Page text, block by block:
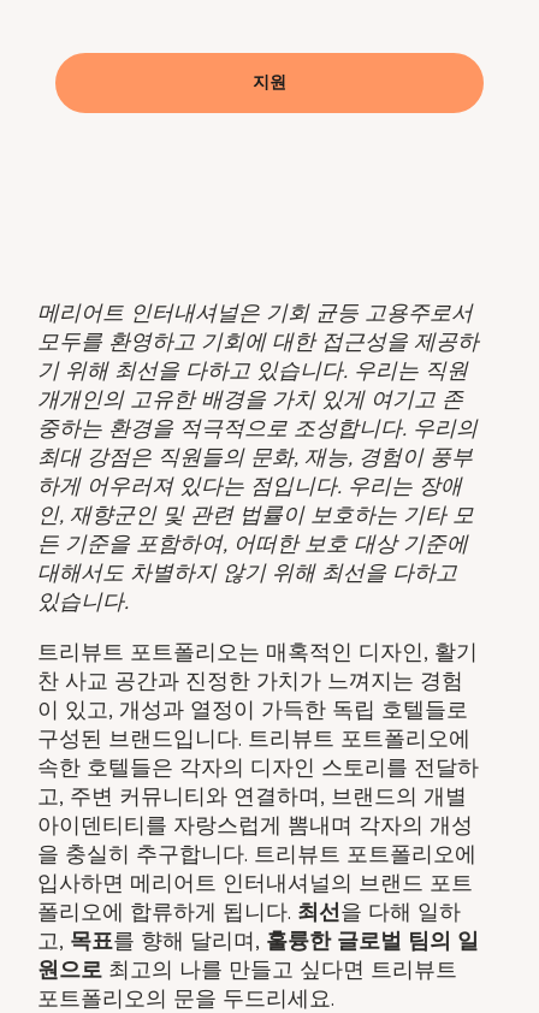
메리어트 인터내셔널은 기회 균등 고용주로서
모두를 환영하고 기회에 대한 접근성을 제공하
기 위해 최선을 다하고 있습니다. 우리는 직원
개개인의 고유한 배경을 가치 있게 여기고 존
중하는 환경을 적극적으로 조성합니다. 우리의
최대 강점은 직원들의 문화, 재능, 경험이 풍부
하게 어우러져 있다는 점입니다. 우리는 장애
인, 재향군인 및 관련 법률이 보호하는 기타 모
든 기준을 포함하여, 어떠한 보호 대상 기준에
대해서도 차별하지 않기 위해 최선을 다하고
있습니다.
트리뷰트 포트폴리오는 매혹적인 디자인, 활기
찬 사교 공간과 진정한 가치가 느껴지는 경험
이 있고, 개성과 열정이 가득한 독립 호텔들로
구성된 브랜드입니다. 트리뷰트 포트폴리오에
속한 호텔들은 각자의 디자인 스토리를 전달하
고, 주변 커뮤니티와 연결하며, 브랜드의 개별
아이덴티티를 자랑스럽게 뽐내며 각자의 개성
을 충실히 추구합니다. 트리뷰트 포트폴리오에
입사하면 메리어트 인터내셔널의 브랜드 포트
폴리오에 합류하게 됩니다. 최선을 다해 일하
고, 목표를 향해 달리며, 훌륭한 글로벌 팀의 일
원으로 최고의 나를 만들고 싶다면 트리뷰트
포트폴리오의 문을 두드리세요.
지원